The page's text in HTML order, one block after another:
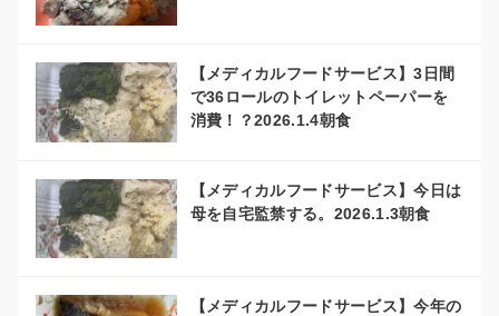
【メディカルフードサービス】3日間
で36ロールのトイレットペーパーを
消費！？2026.1.4朝食
【メディカルフードサービス】今日は
母を自宅監禁する。2026.1.3朝食
【メディカルフードサービス】今年の